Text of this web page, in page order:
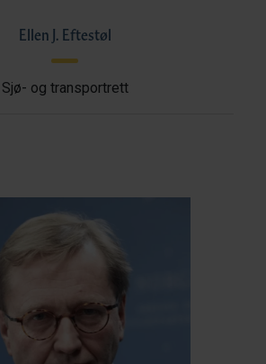
Ellen J. Eftestøl
Sjø- og transportrett